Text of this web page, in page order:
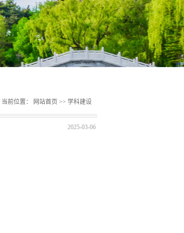
当前位置： 网站首页 >> 学科建设
2025-03-06